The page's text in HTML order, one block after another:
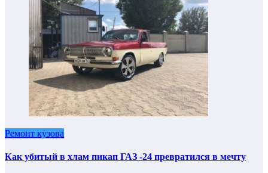
Ремонт кузова
Как убитый в хлам пикап ГАЗ -24 превратился в мечту